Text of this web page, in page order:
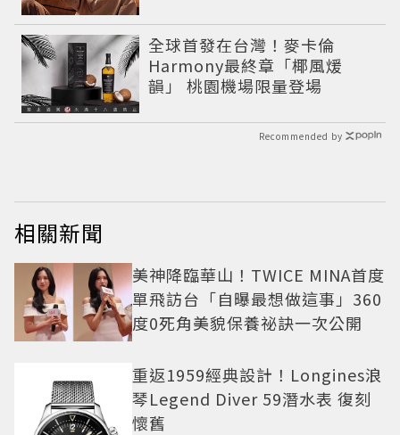
全球首發在台灣！麥卡倫
Harmony最終章「椰風煖
韻」 桃園機場限量登場
Recommended by
相關新聞
美神降臨華山！TWICE MINA首度
單飛訪台「自曝最想做這事」360
度0死角美貌保養祕訣一次公開
重返1959經典設計！Longines浪
琴Legend Diver 59潛水表 復刻
懷舊